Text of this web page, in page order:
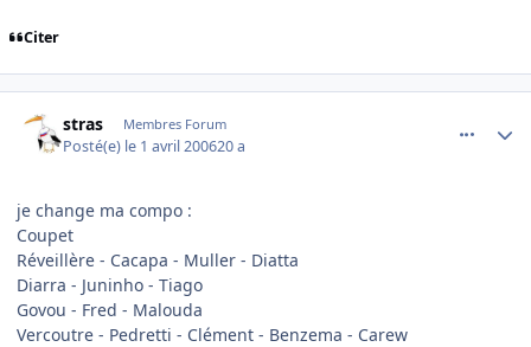
Citer
stras Membres Forum
Posté(e) le 1 avril 200620 a
je change ma compo :
Coupet
Réveillère - Cacapa - Muller - Diatta
Diarra - Juninho - Tiago
Govou - Fred - Malouda
Vercoutre - Pedretti - Clément - Benzema - Carew